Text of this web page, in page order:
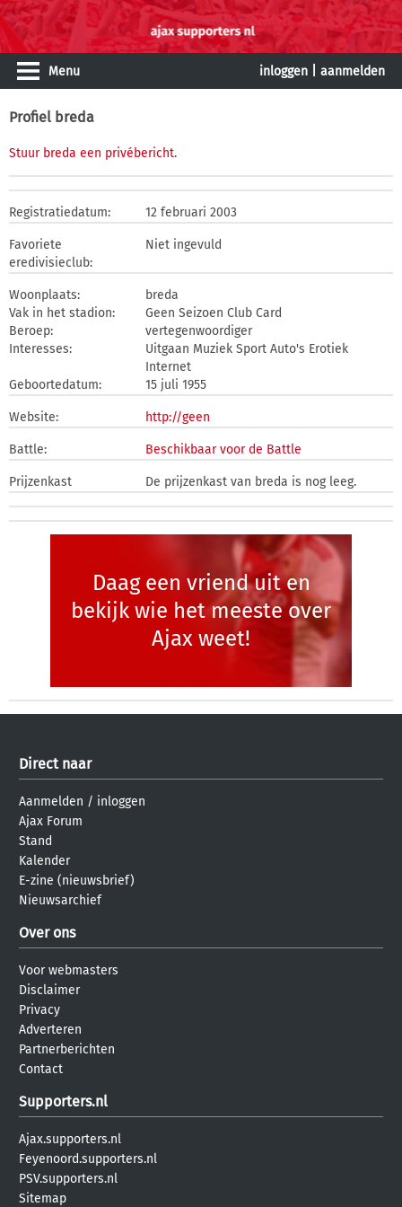
Menu inloggen aanmelden
Profiel breda
Stuur breda een privébericht.
Registratiedatum: 12 februari 2003
Favoriete
eredivisieclub:
Niet ingevuld
Woonplaats:
breda
Vak in het stadion:
Geen Seizoen Club Card
Beroep:
vertegenwoordiger
Interesses:
Uitgaan Muziek Sport Auto's Erotiek
Internet
Geboortedatum:
15 juli 1955
Website: http://geen
Battle: Beschikbaar voor de Battle
Prijzenkast De prijzenkast van breda is nog leeg.
Daag een vriend uit en
bekijk wie het meeste over
Ajax weet!
Direct naar
Aanmelden / inloggen
Ajax Forum
Stand
Kalender
E-zine (nieuwsbrief)
Nieuwsarchief
Over ons
Voor webmasters
Disclaimer
Privacy
Adverteren
Partnerberichten
Contact
Supporters.nl
Ajax.supporters.nl
Feyenoord.supporters.nl
PSV.supporters.nl
Sitemap